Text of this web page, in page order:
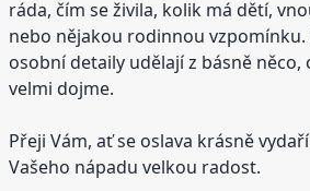
ráda, čím se živila, kolik má dětí,
nebo nějakou rodinnou vzpomínku.
osobní detaily udělají z básně
velmi dojme.
Přeji Vám, ať se oslava krásně
Vašeho nápadu velkou radost.